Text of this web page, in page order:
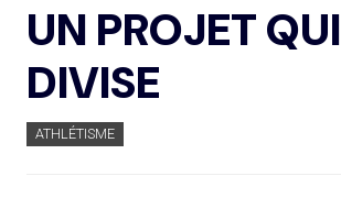
UN PROJET QUI
DIVISE
ATHLÉTISME